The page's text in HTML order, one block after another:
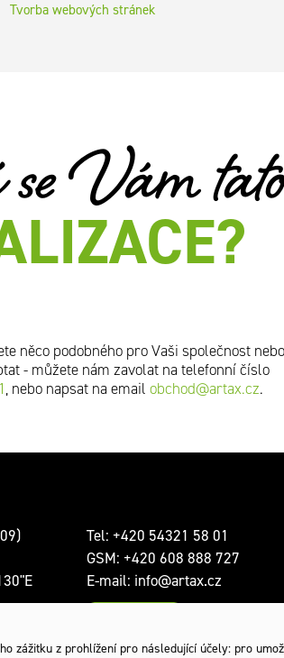
zážitku z prohlížení pro následující účely: pro
Tvorba webových stránek
Vám
něco podobného pro Vaši společnost nebo
- můžete nám zavolat na telefonní číslo
, nebo napsat na email obchod@artax.cz.
Tel: +420 54321 58 01
GSM: +420 608 888 727
E-mail: info@artax.cz